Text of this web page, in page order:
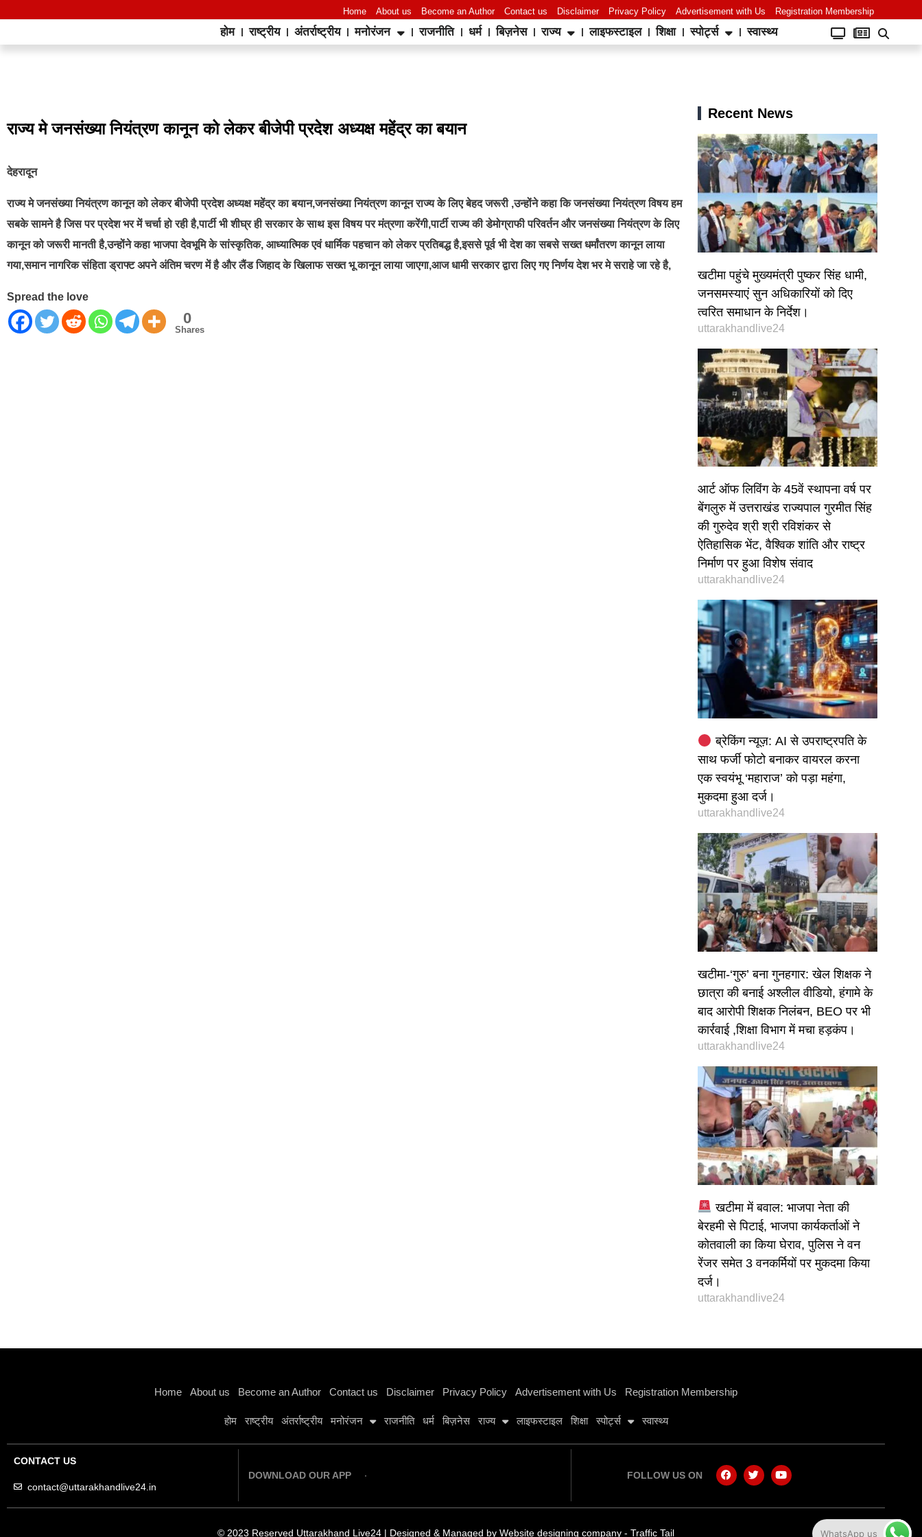
Home About us Become an Author Contact us Disclaimer Privacy Policy Advertisement with Us Registration Membership
होम राष्ट्रीय अंतर्राष्ट्रीय मनोरंजन राजनीति धर्म बिज़नेस राज्य लाइफस्टाइल शिक्षा स्पोर्ट्स स्वास्थ्य
राज्य मे जनसंख्या नियंत्रण कानून को लेकर बीजेपी प्रदेश अध्यक्ष महेंद्र का बयान
देहरादून
राज्य मे जनसंख्या नियंत्रण कानून को लेकर बीजेपी प्रदेश अध्यक्ष महेंद्र का बयान,जनसंख्या नियंत्रण कानून राज्य के लिए बेहद जरूरी ,उन्होंने कहा कि जनसंख्या नियंत्रण विषय हम
सबके सामने है जिस पर प्रदेश भर में चर्चा हो रही है,पार्टी भी शीघ्र ही सरकार के साथ इस विषय पर मंत्रणा करेंगी,पार्टी राज्य की डेमोग्राफी परिवर्तन और जनसंख्या नियंत्रण के लिए
कानून को जरूरी मानती है,उन्होंने कहा भाजपा देवभूमि के सांस्कृतिक, आध्यात्मिक एवं धार्मिक पहचान को लेकर प्रतिबद्ध है,इससे पूर्व भी देश का सबसे सख्त धर्मांतरण कानून लाया
गया,समान नागरिक संहिता ड्राफ्ट अपने अंतिम चरण में है और लैंड जिहाद के खिलाफ सख्त भू कानून लाया जाएगा,आज धामी सरकार द्वारा लिए गए निर्णय देश भर मे सराहे जा रहे है,
Spread the love
0
Shares
Recent News
खटीमा पहुंचे मुख्यमंत्री पुष्कर सिंह धामी,
जनसमस्याएं सुन अधिकारियों को दिए
त्वरित समाधान के निर्देश।
uttarakhandlive24
आर्ट ऑफ लिविंग के 45वें स्थापना वर्ष पर
बेंगलुरु में उत्तराखंड राज्यपाल गुरमीत सिंह
की गुरुदेव श्री श्री रविशंकर से
ऐतिहासिक भेंट, वैश्विक शांति और राष्ट्र
निर्माण पर हुआ विशेष संवाद
uttarakhandlive24
ब्रेकिंग न्यूज़: AI से उपराष्ट्रपति के
साथ फर्जी फोटो बनाकर वायरल करना
एक स्वयंभू ‘महाराज’ को पड़ा महंगा,
मुकदमा हुआ दर्ज।
uttarakhandlive24
खटीमा-‘गुरु’ बना गुनहगार: खेल शिक्षक ने
छात्रा की बनाई अश्लील वीडियो, हंगामे के
बाद आरोपी शिक्षक निलंबन, BEO पर भी
कार्रवाई ,शिक्षा विभाग में मचा हड़कंप।
uttarakhandlive24
खटीमा में बवाल: भाजपा नेता की
बेरहमी से पिटाई, भाजपा कार्यकर्ताओं ने
कोतवाली का किया घेराव, पुलिस ने वन
रेंजर समेत 3 वनकर्मियों पर मुकदमा किया
दर्ज।
uttarakhandlive24
Home About us Become an Author Contact us Disclaimer Privacy Policy Advertisement with Us Registration Membership
होम राष्ट्रीय अंतर्राष्ट्रीय मनोरंजन राजनीति धर्म बिज़नेस राज्य लाइफस्टाइल शिक्षा स्पोर्ट्स स्वास्थ्य
CONTACT US
contact@uttarakhandlive24.in
DOWNLOAD OUR APP FOLLOW US ON
© 2023 Reserved Uttarakhand Live24 | Designed & Managed by Website designing company - Traffic Tail WhatsApp us